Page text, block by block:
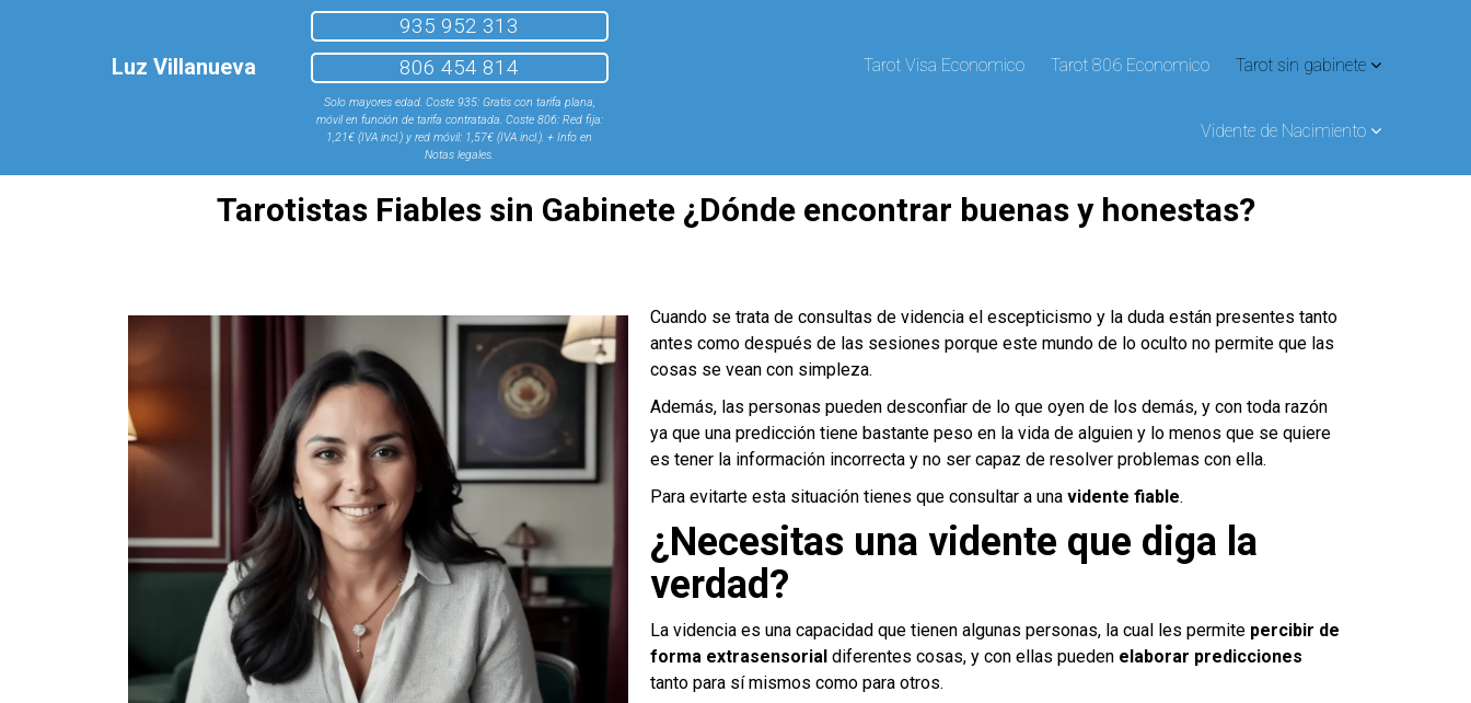
Luz Villanueva
935 952 313
806 454 814
Solo mayores edad. Coste 935: Gratis con tarifa plana,
móvil en función de tarifa contratada. Coste 806: Red fija:
1,21€ (IVA incl.) y red móvil: 1,57€ (IVA incl.). + Info en
Notas legales.
Tarot Visa Economico Tarot 806 Economico Tarot sin gabinete
Vidente de Nacimiento
Tarotistas Fiables sin Gabinete ¿Dónde encontrar buenas y honestas?
Cuando se trata de consultas de videncia el escepticismo y la duda están presentes tanto
antes como después de las sesiones porque este mundo de lo oculto no permite que las
cosas se vean con simpleza.
Además, las personas pueden desconfiar de lo que oyen de los demás, y con toda razón
ya que una predicción tiene bastante peso en la vida de alguien y lo menos que se quiere
es tener la información incorrecta y no ser capaz de resolver problemas con ella.
Para evitarte esta situación tienes que consultar a una vidente fiable.
¿Necesitas una vidente que diga la
verdad?
La videncia es una capacidad que tienen algunas personas, la cual les permite percibir de
forma extrasensorial diferentes cosas, y con ellas pueden elaborar predicciones
tanto para sí mismos como para otros.